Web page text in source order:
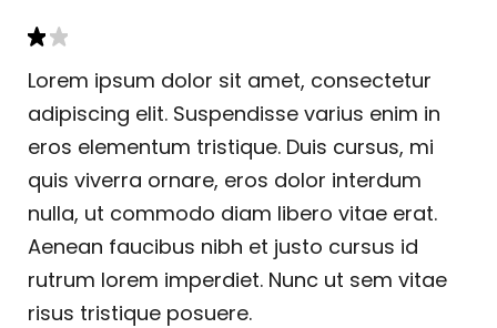
Lorem ipsum dolor sit amet, consectetur
adipiscing elit. Suspendisse varius enim in
eros elementum tristique. Duis cursus, mi
quis viverra ornare, eros dolor interdum
nulla, ut commodo diam libero vitae erat.
Aenean faucibus nibh et justo cursus id
rutrum lorem imperdiet. Nunc ut sem vitae
risus tristique posuere.